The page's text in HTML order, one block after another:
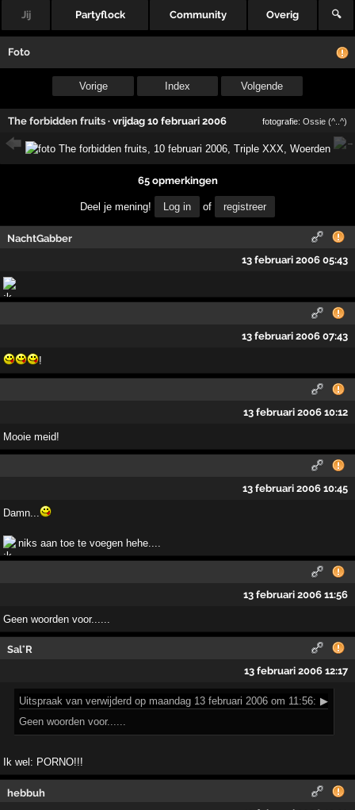
Jij Partyflock Community Overig 🔍
Foto
Vorige Index Volgende
The forbidden fruits ·vrijdag 10 februari 2006 fotografie: Ossie (^..^)
65 opmerkingen
Deel je mening! Log in of registreer
NachtGabber
13 februari 2006 05:43
13 februari 2006 07:43
!
13 februari 2006 10:12
Mooie meid!
13 februari 2006 10:45
Damn...
niks aan toe te voegen hehe....
13 februari 2006 11:56
Geen woorden voor......
Sal°R
13 februari 2006 12:17
Uitspraak van verwijderd op maandag 13 februari 2006 om 11:56: ▶
Geen woorden voor......
Ik wel: PORNO!!!
hebbuh